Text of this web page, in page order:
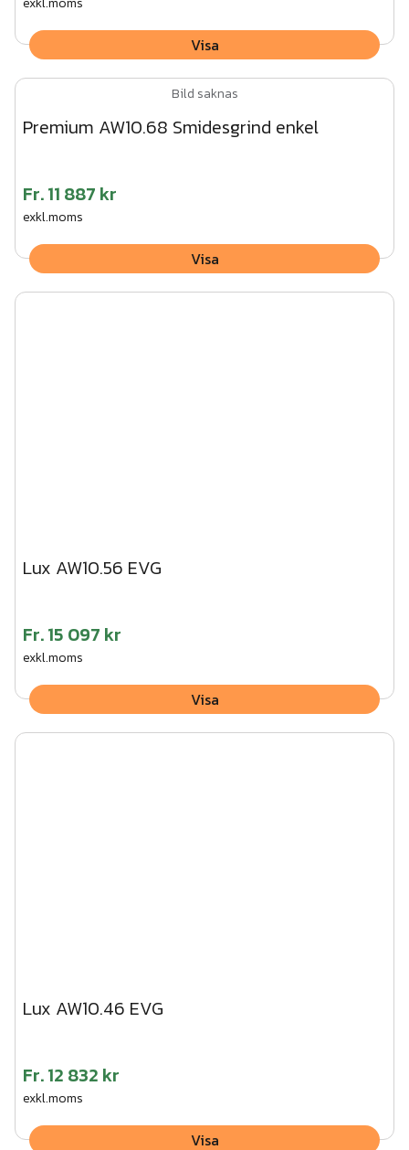
Visa
Bild saknas
Premium AW10.68 Smidesgrind enkel
Fr.11 887 kr
exkl.moms
Visa
Lux AW10.56 EVG
Fr.15 097 kr
exkl.moms
Visa
Lux AW10.46 EVG
Fr.12 832 kr
exkl.moms
Visa